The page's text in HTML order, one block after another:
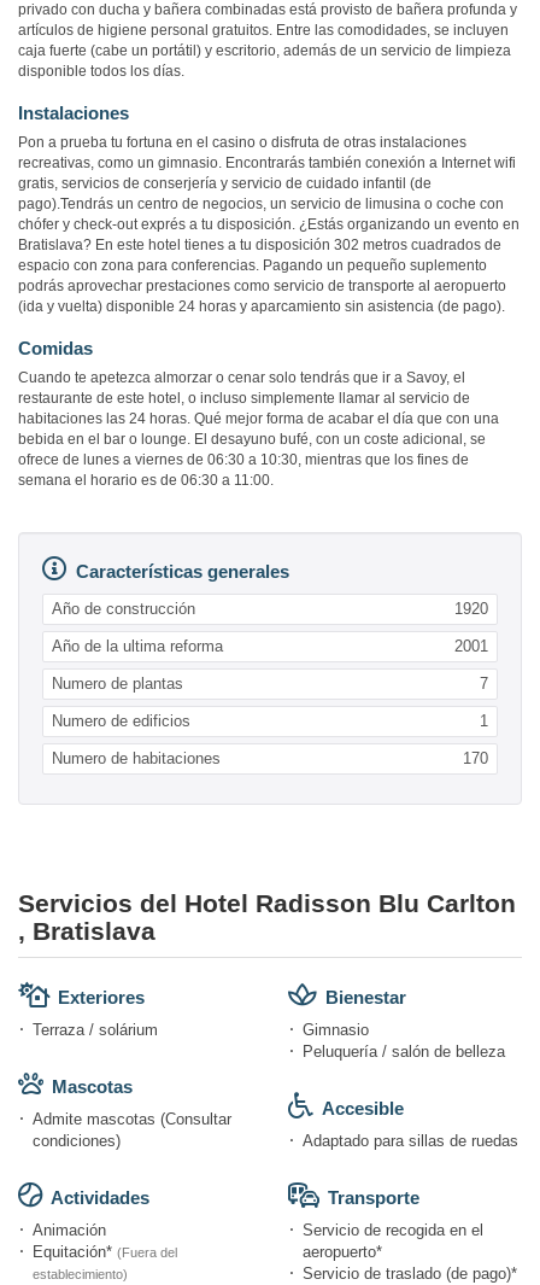
privado con ducha y bañera combinadas está provisto de bañera profunda y
artículos de higiene personal gratuitos. Entre las comodidades, se incluyen
caja fuerte (cabe un portátil) y escritorio, además de un servicio de limpieza
disponible todos los días.
Instalaciones
Pon a prueba tu fortuna en el casino o disfruta de otras instalaciones
recreativas, como un gimnasio. Encontrarás también conexión a Internet wifi
gratis, servicios de conserjería y servicio de cuidado infantil (de
pago).Tendrás un centro de negocios, un servicio de limusina o coche con
chófer y check-out exprés a tu disposición. ¿Estás organizando un evento en
Bratislava? En este hotel tienes a tu disposición 302 metros cuadrados de
espacio con zona para conferencias. Pagando un pequeño suplemento
podrás aprovechar prestaciones como servicio de transporte al aeropuerto
(ida y vuelta) disponible 24 horas y aparcamiento sin asistencia (de pago).
Comidas
Cuando te apetezca almorzar o cenar solo tendrás que ir a Savoy, el
restaurante de este hotel, o incluso simplemente llamar al servicio de
habitaciones las 24 horas. Qué mejor forma de acabar el día que con una
bebida en el bar o lounge. El desayuno bufé, con un coste adicional, se
ofrece de lunes a viernes de 06:30 a 10:30, mientras que los fines de
semana el horario es de 06:30 a 11:00.
Características generales
Año de construcción 1920
Año de la ultima reforma 2001
Numero de plantas 7
Numero de edificios 1
Numero de habitaciones 170
Servicios del Hotel Radisson Blu Carlton
, Bratislava
Exteriores
Terraza / solárium
Mascotas
Admite mascotas (Consultar
condiciones)
Actividades
Animación
Equitación* (Fuera del
establecimiento)
Bienestar
Gimnasio
Peluquería / salón de belleza
Accesible
Adaptado para sillas de ruedas
Transporte
Servicio de recogida en el
aeropuerto*
Servicio de traslado (de pago)*